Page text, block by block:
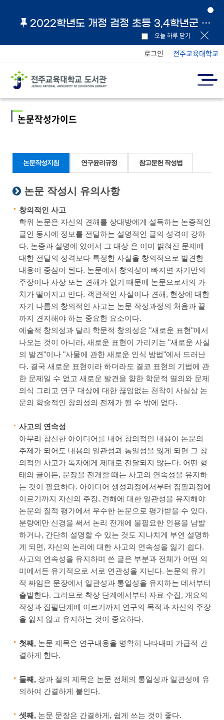
2022학년도 개정 검정 초등 3,4학년군 교과서 및 지도서 원문 링크 안내
오늘 하루 닫기
로그인 전주교육대학교
논문작성가이드
논문작성지침 연구윤리규정 참고문헌 작성법
논문 작성시 유의사항
창의적인 사고
학위 논문은 자신의 견해를 상대방에게 설득하는 논증적인
글인 동시에 정보를 전달하는 설명적인 글의 성격이 강하
다. 논증과 설명에 있어서 그 대상 은 이미 밝혀진 문제에
대한 전달의 성격보다 특정한 사실을 창의적으로 발견한
내용이 중심이 된다. 논문에서 창의성이 빠지면 자기만의
주장이나 사상 또는 견해가 없기 때문에 논문으로서의 가
치가 떨어지고 만다. 객관적인 사실이나 견해, 현상에 대한
자기 나름의 창의적인 사고는 논문 작성과정의 처음과 끝
까지 견지해야 하는 중요한 요소이다.
예술적 창의성과 달리 학문적 창의성은 "새로운 표현"에서
나오는 것이 아니라, 새로운 표현이 가리키는 "새로운 사실
의 발견"이나 "사물에 관한 새로운 인식 방법"에서 드러난
다. 결국 새로운 표현이라 하더라도 결코 표현의 기법에 관
한 문제일 수 없고 새로운 발견을 향한 학문적 열의와 문제
의식 그리고 연구 대상에 대한 끊임없는 천착이 사실상 논
문의 학술적인 창의성의 전제가 될 수 밖에 없다.
사고의 연속성
아무리 참신한 아이디어를 내어 창의적인 내용이 논문의
주제가 되어도 내용의 일관성과 통일성을 잃게 되면 그 창
의적인 사고가 독자에게 제대로 전달되지 않는다. 어떤 형
태의 글이든, 문장을 전개할 때는 사고의 연속성을 유지하
는 것이 필요하다. 아이디어 생성과정에서부터 집필과정에
이르기까지 자신의 주장, 견해에 대한 일관성을 유지해야
논문의 질적 평가에서 우수한 논문으로 평가받을 수 있다.
분량에만 신경을 써서 논리 전개에 불필요한 인용을 남발
하거나, 간단히 설명할 수 있는 것도 지나치게 부연 설명하
게 되면, 자신의 논리에 대한 사고의 연속성을 잃기 쉽다.
사고의 연속성을 유지하며 쓴 글은 부분과 전체가 어떤 의
미에서든 유기적으로 서로 연관성을 지닌다. 논문의 유기
적 짜임은 문장에서 일관성과 통일성을 유지하는 데서부터
출발한다. 그러므로 착상 단계에서부터 자료 수집, 개요의
작성과 집필단계에 이르기까지 연구의 목적과 자신의 주장
을 잃지 않고 유지하는 것이 중요하다.
첫째, 논문 제목은 연구내용을 명확히 나타내며 가급적 간
결하게 한다.
둘째, 장과 절의 제목은 논문 전체의 통일성과 일관성에 유
의하여 간결하게 붙인다.
셋째, 논문 문장은 간결하게, 쉽게 쓰는 것이 좋다.